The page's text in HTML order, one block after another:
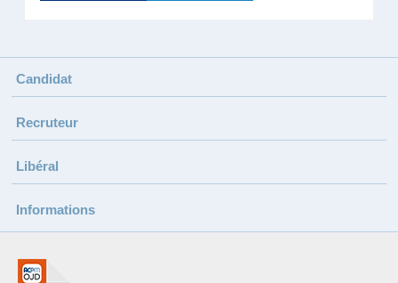
Candidat
Recruteur
Libéral
Informations